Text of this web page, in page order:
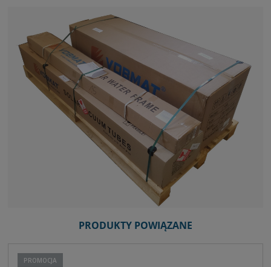
PRODUKTY POWIĄZANE
PROMOCJA